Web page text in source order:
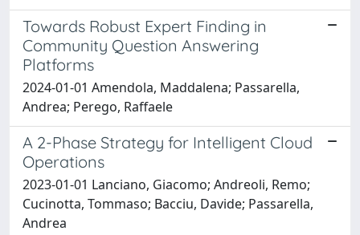
Towards Robust Expert Finding in
Community Question Answering
Platforms
2024-01-01 Amendola, Maddalena; Passarella,
Andrea; Perego, Raffaele
A 2-Phase Strategy for Intelligent Cloud
Operations
2023-01-01 Lanciano, Giacomo; Andreoli, Remo;
Cucinotta, Tommaso; Bacciu, Davide; Passarella,
Andrea